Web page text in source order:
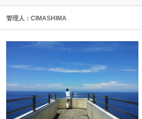
管理人：CIMASHIMA